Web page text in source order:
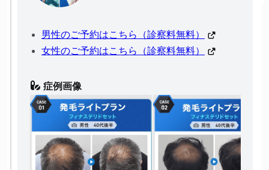
男性のご予約はこちら（診察料無料）
女性のご予約はこちら（診察料無料）
症例画像